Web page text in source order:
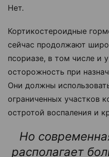
Нет.
Кортикостероидные
сейчас продолжают
псориазе, в том числе и
осторожность при
Они должны
ограниченных участков
остротой воспаления и
Но
располагает